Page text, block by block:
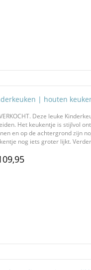
| houten
Deze leuke
Het keukentje is stijlvol
en op de achtergrond zijn
nog iets groter lijkt.